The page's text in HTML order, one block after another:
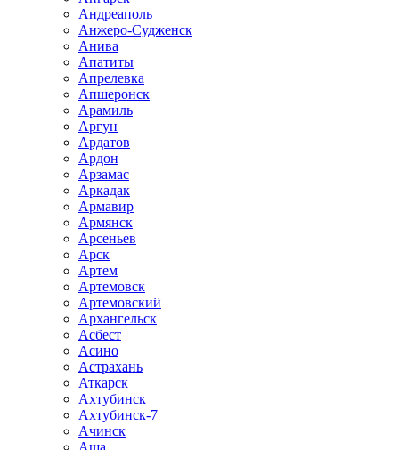
Андреаполь
Анжеро-Судженск
Анива
Апатиты
Апрелевка
Апшеронск
Арамиль
Аргун
Ардатов
Ардон
Арзамас
Аркадак
Армавир
Армянск
Арсеньев
Арск
Артем
Артемовск
Артемовский
Архангельск
Асбест
Асино
Астрахань
Аткарск
Ахтубинск
Ахтубинск-7
Ачинск
Аша